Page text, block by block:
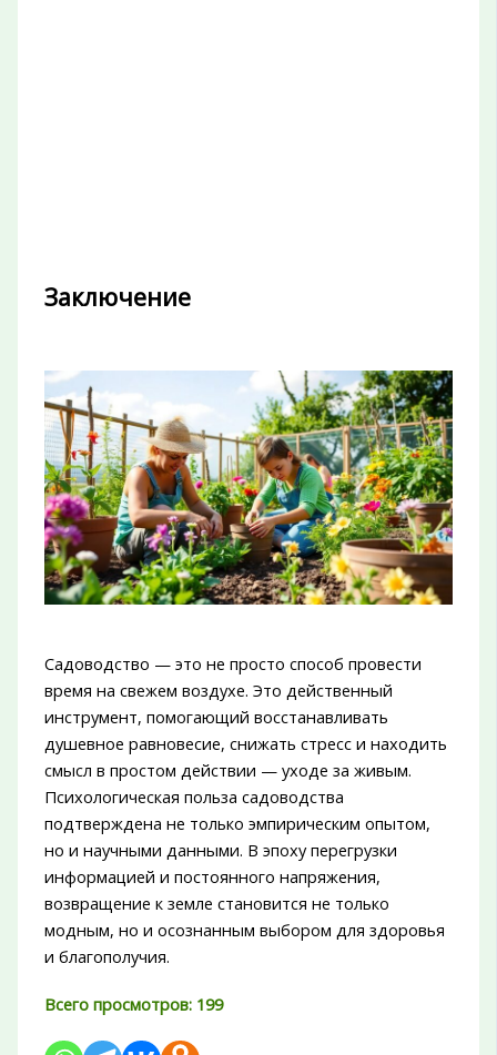
Заключение
Садоводство — это не просто способ провести
время на свежем воздухе. Это действенный
инструмент, помогающий восстанавливать
душевное равновесие, снижать стресс и находить
смысл в простом действии — уходе за живым.
Психологическая польза садоводства
подтверждена не только эмпирическим опытом,
но и научными данными. В эпоху перегрузки
информацией и постоянного напряжения,
возвращение к земле становится не только
модным, но и осознанным выбором для здоровья
и благополучия.
Всего просмотров: 199